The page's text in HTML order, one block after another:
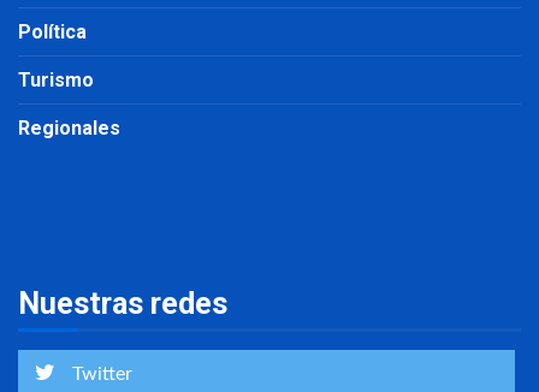
Política
Turismo
Regionales
Nuestras redes
Twitter